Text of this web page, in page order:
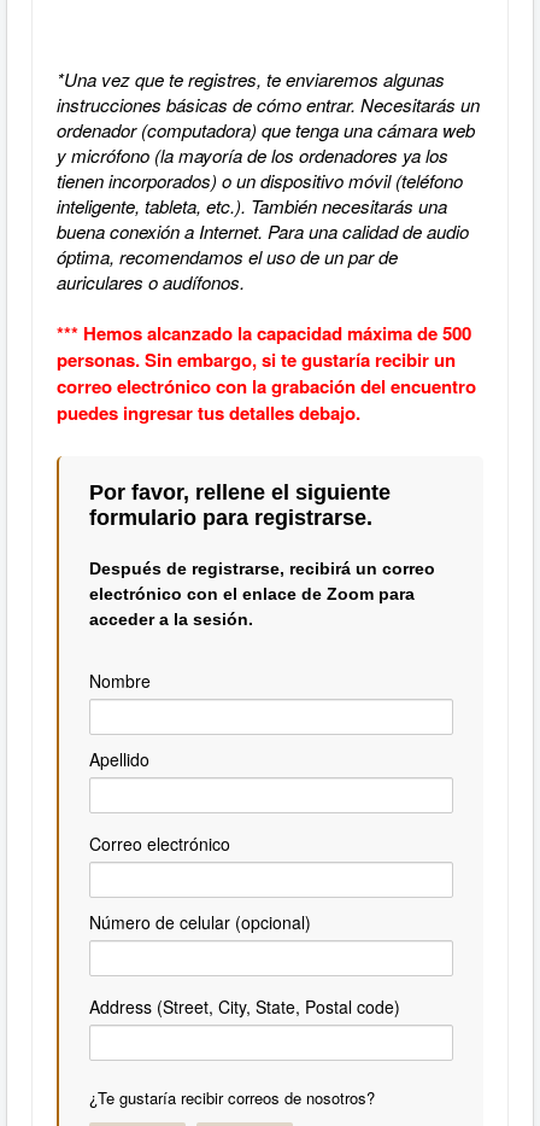
*Una vez que te registres, te enviaremos algunas
instrucciones básicas de cómo entrar. Necesitarás un
ordenador (computadora) que tenga una cámara web
y micrófono (la mayoría de los ordenadores ya los
tienen incorporados) o un dispositivo móvil (teléfono
inteligente, tableta, etc.). También necesitarás una
buena conexión a Internet. Para una calidad de audio
óptima, recomendamos el uso de un par de
auriculares o audífonos.
*** Hemos alcanzado la capacidad máxima de 500
personas. Sin embargo, si te gustaría recibir un
correo electrónico con la grabación del encuentro
puedes ingresar tus detalles debajo.
Por favor, rellene el siguiente
formulario para registrarse.
Después de registrarse, recibirá un correo
electrónico con el enlace de Zoom para
acceder a la sesión.
Nombre
Apellido
Correo electrónico
Número de celular (opcional)
Address (Street, City, State, Postal code)
¿Te gustaría recibir correos de nosotros?